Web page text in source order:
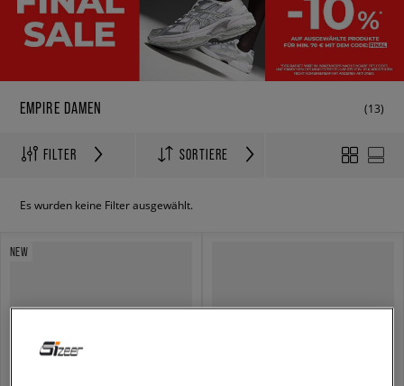
EMPIRE DAMEN (13)
FILTER SORTIERE
Es wurden keine Filter ausgewählt.
NEW